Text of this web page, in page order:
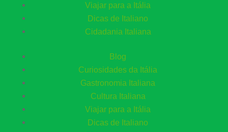
Viajar para a Itália
Dicas de Italiano
Cidadania Italiana
Blog
Curiosidades da Itália
Gastronomia Italiana
Cultura Italiana
Viajar para a Itália
Dicas de Italiano